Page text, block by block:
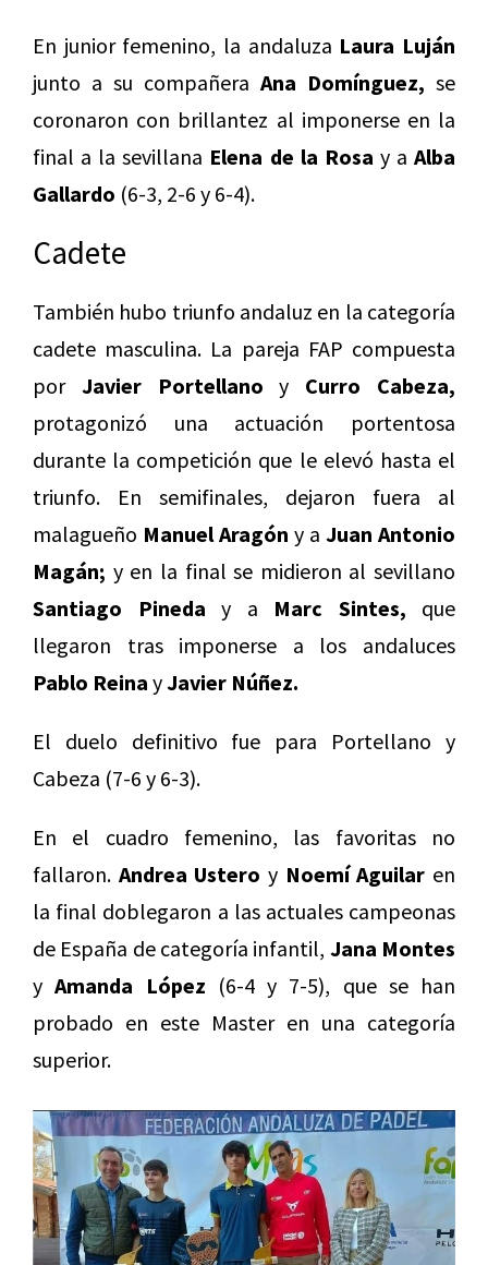
En junior femenino, la andaluza Laura Luján
junto a su compañera Ana Domínguez, se
coronaron con brillantez al imponerse en la
final a la sevillana Elena de la Rosa y aAlba
Gallardo (6-3, 2-6 y 6-4).
Cadete
También hubo triunfo andaluz en la categoría
cadete masculina. La pareja FAP compuesta
por Javier Portellano y Curro Cabeza,
protagonizó una actuación portentosa
durante la competición que le elevó hasta el
triunfo. En semifinales, dejaron fuera al
malagueño Manuel Aragón y a Juan Antonio
Magán; y en la final se midieron al sevillano
Santiago Pineda y a Marc Sintes, que
llegaron tras imponerse a los andaluces
Pablo Reina yJavier Núñez.
El duelo definitivo fue para Portellano y
Cabeza (7-6 y 6-3).
En el cuadro femenino, las favoritas no
fallaron. Andrea Ustero y Noemí Aguilar en
la final doblegaron a las actuales campeonas
de España de categoría infantil, Jana Montes
yAmanda López (6-4 y 7-5), que se han
probado en este Master en una categoría
superior.